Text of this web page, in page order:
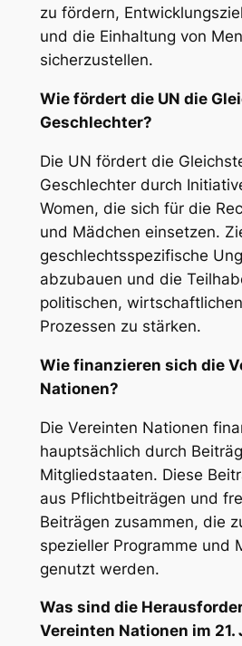
zu fördern,
und die Einhaltung von
sicherzustellen.
Wie fördert die UN die
Geschlechter?
Die UN fördert die
Geschlechter durch
Women, die sich für die
und Mädchen einsetzen.
geschlechtsspezifische
abzubauen und die
politischen,
Prozessen zu stärken.
Wie finanzieren sich die
Nationen?
Die Vereinten Nationen
hauptsächlich durch
Mitgliedstaaten. Diese
aus Pflichtbeiträgen und
Beiträgen zusammen, die
spezieller Programme und
genutzt werden.
Was sind die
Vereinten Nationen im